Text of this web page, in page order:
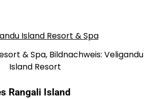
& Spa, Bildnachweis: Veligandu
Island Resort
Rangali Island